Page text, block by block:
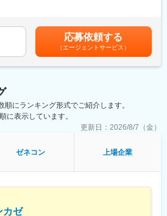
をつくる／自動化・ＩＣＴ導入】
ゆる生産プロセスの変革を推進し、生産性
マート生産ビジョン」を策定。ICTを活用し
や自動化施工のため技術開発を行っていま
行う次世代の建設生産システムを世界では
致しました。
信用も高く、協力会社がいてこその現場で
「鹿島の社員は紳士的で面倒見が良い」と
める業務
舎設置
調査、近隣説明資料作成、個別訪問 等）
業務
算業務
業務にチャレンジしていきたい方
回■賞与：年2回（6月・12月）賃金はあくま
、選考を通じて上下する可能性がありま
手当を含めた表記です。
応募依頼する
（エージェントサービス）
にランキング形式でご紹介します。
に表示しています。
更新日： 2026/8/7（金）
ゼネコン 上場企業
カゼ